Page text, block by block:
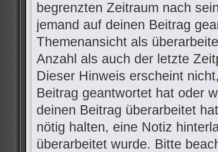
begrenzten Zeitraum nach
jemand auf deinen Beitrag
Themenansicht als
Anzahl als auch der letzte
Dieser Hinweis erscheint
Beitrag geantwortet hat oder
deinen Beitrag überarbeitet
nötig halten, eine Notiz
überarbeitet wurde. Bitte